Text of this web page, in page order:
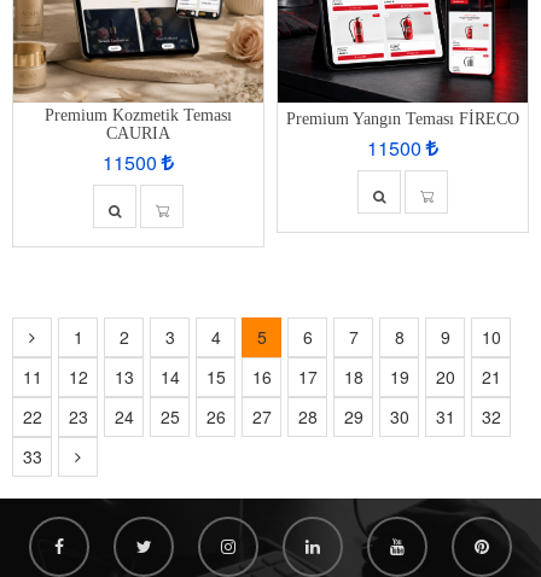
Premium Kozmetik Teması
CAURIA
11500
Premium Yangın Teması FİRECO
11500
1 2 3 4 5 6 7 8 9
10
11
12 13 14 15 16 17 18 19 20
21
22
23 24 25 26 27 28 29 30 31
32
33